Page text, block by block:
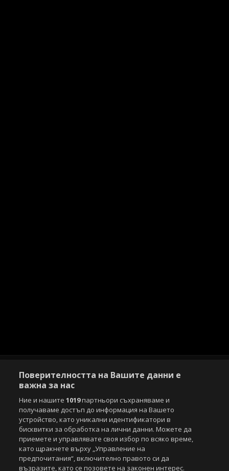
Copyright © 2007-2026 Агенция Спортал. Всички права запазени.
Този уебсайт е собственост наSportal Media Group
За нас Екип За рекламa
Общи условия
Етични правила на НСС
Лични данни
Управление на предпочитания
Поверителността на Вашите данни е
важна за нас
Ние и нашите1019партньори съхраняваме и
получаваме достъп до информация на Вашето
устройство, като уникални идентификатори в
бисквитки за обработка на лични данни. Можете да
приемете и управлявате своя избор по всяко време,
като щракнете върху „Управление на
предпочитания“, включително правото си да
възразите, като се позовете на законен интерес.